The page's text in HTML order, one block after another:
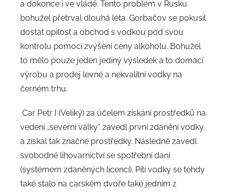
a dokonce i ve vládě. Tento problém v Rusku
bohužel přetrval dlouhá léta. Gorbačov se pokusil
dostat opilost a obchod s vodkou pod svou
kontrolu pomocí zvýšení ceny alkoholu. Bohužel
to mělo pouze jeden jediný výsledek a to domácí
výrobu a prodej levné a nekvalitní vodky na
černém trhu.
Car Petr I (Veliký) za účelem získání prostředků na
vedení „severní války“ zavedl první zdanění vodky
a získal tak značné prostředky. Následně zavedl
svobodné lihovarnictví se spotřební daní
(systémem zdaněných licencí). Pití vodky se tehdy
také stalo na carském dvoře také jedním z